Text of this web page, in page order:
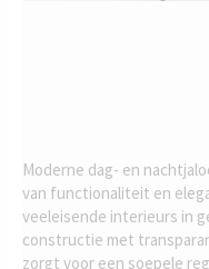
Moderne dag- en
van functionaliteit en
veeleisende interieurs in
constructie met
zorgt voor een soepele